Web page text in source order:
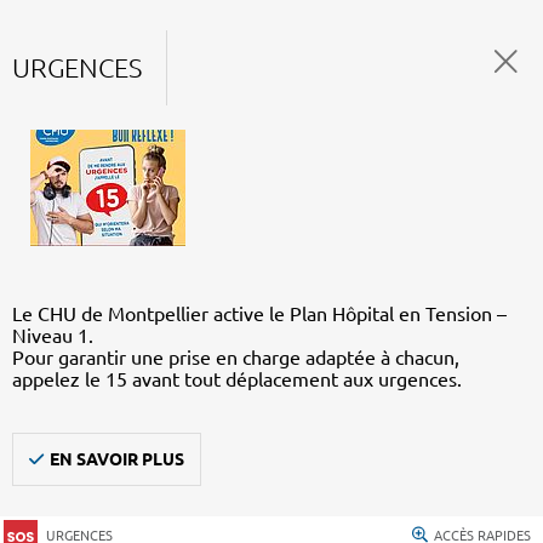
URGENCES
Le CHU de Montpellier active le Plan Hôpital en Tension –
Niveau 1.
Pour garantir une prise en charge adaptée à chacun,
appelez le 15 avant tout déplacement aux urgences.
EN SAVOIR PLUS
URGENCES ACCÈS RAPIDES